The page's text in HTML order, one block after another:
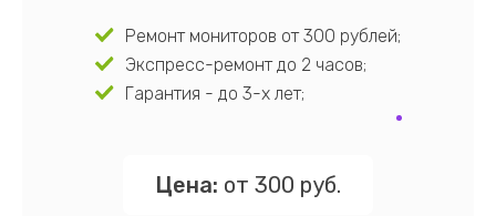
Ремонт мониторов от 300 рублей;
Экспресс-ремонт до 2 часов;
Гарантия - до 3-х лет;
Цена: от 300 руб.